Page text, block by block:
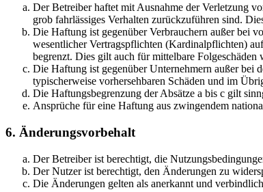
Der Betreiber haftet mit Ausnahme der Verletzung
grob fahrlässiges Verhalten zurückzuführen sind.
Die Haftung ist gegenüber Verbrauchern außer bei
wesentlicher Vertragspflichten (Kardinalpflichten)
begrenzt. Dies gilt auch für mittelbare Folgeschäden
Die Haftung ist gegenüber Unternehmern außer bei
typischerweise vorhersehbaren Schäden und im
Die Haftungsbegrenzung der Absätze a bis c gilt
Ansprüche für eine Haftung aus zwingendem
6. Änderungsvorbehalt
Der Betreiber ist berechtigt, die
Der Nutzer ist berechtigt, den Änderungen zu
Die Änderungen gelten als anerkannt und